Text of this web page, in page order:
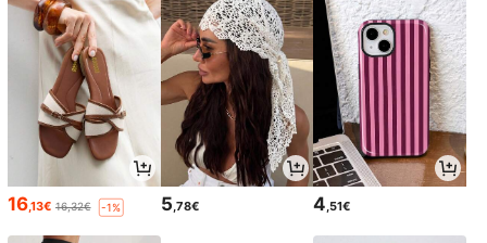
16,13€ 16,32€ -1% 5,78€ 4,51€